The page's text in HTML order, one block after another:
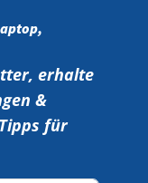
erhalte
&
für